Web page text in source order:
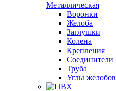
Металлическая
Воронки
Желоба
Заглушки
Колена
Крепления
Соединители
Труба
Углы желобов